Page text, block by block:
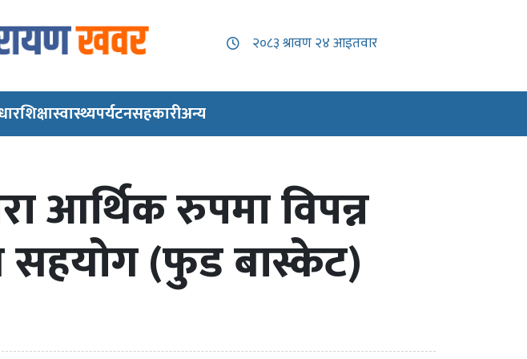
शिक्षास्वास्थ्यपर्यटनसहकारीअन्य
आर्थिक रुपमा विपन्न
सहयोग (फुड बास्केट)